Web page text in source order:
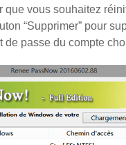
que vous souhaitez
“Supprimer” pour
de passe du compte